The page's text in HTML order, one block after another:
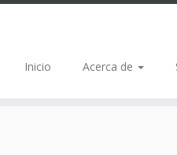
Inicio Acerca de